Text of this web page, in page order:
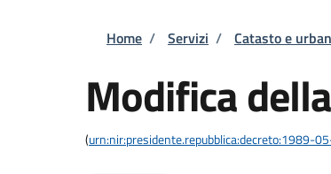
Briciole di
Home / Servizi / Catasto e
Modifica
(urn:nir:presidente.repubblica:decreto:1989-